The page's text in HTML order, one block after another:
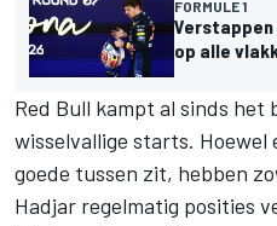
FORMULE 1
Verstappen
op alle
Red Bull kampt al sinds het
wisselvallige starts. Hoewel
goede tussen zit, hebben
Hadjar regelmatig posities